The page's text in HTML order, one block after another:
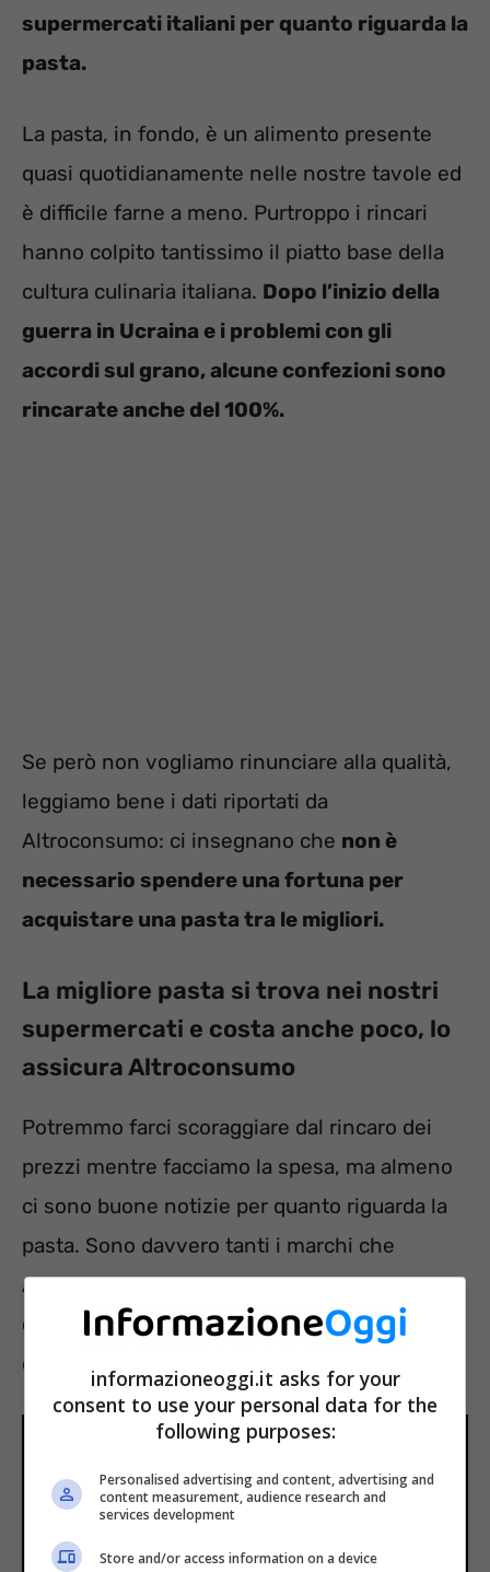
supermercati italiani per quanto riguarda la
pasta.
La pasta, in fondo, è un alimento presente
quasi quotidianamente nelle nostre tavole ed
è difficile farne a meno. Purtroppo i rincari
hanno colpito tantissimo il piatto base della
cultura culinaria italiana. Dopo l’inizio della
guerra in Ucraina e i problemi con gli
accordi sul grano, alcune confezioni sono
rincarate anche del 100%.
Se però non vogliamo rinunciare alla qualità,
leggiamo bene i dati riportati da
Altroconsumo: ci insegnano che non è
necessario spendere una fortuna per
acquistare una pasta tra le migliori.
La migliore pasta si trova nei nostri
supermercati e costa anche poco, lo
assicura Altroconsumo
Potremmo farci scoraggiare dal rincaro dei
prezzi mentre facciamo la spesa, ma almeno
ci sono buone notizie per quanto riguarda la
pasta. Sono davvero tanti i marchi che
Altroconsumo ha classificato come buoni
oppure ottimi, anche in relazione al rapporto
qualità prezzo.
informazioneoggi.it asks for your
consent to use your personal data for the
following purposes:
Personalised advertising and content, advertising and
content measurement, audience research and
services development
Store and/or access information on a device